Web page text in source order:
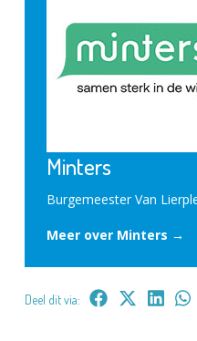
Minters
Burgemeester Van
Meer over Minters →
Deel dit via: